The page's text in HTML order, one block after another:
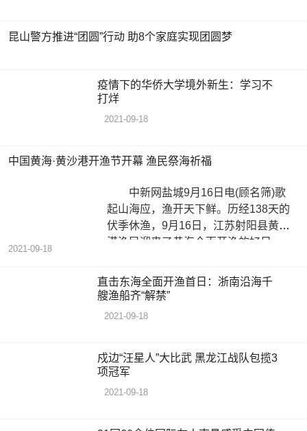
昆山警方推进“团圆”行动 助8个家庭实现团圆梦
疫情下的华侨大学境外新生：学习不
打烊
2021-09-18
中国黄海·黄沙港开渔节开幕 渔民祭海祈福
中新网盐城9月16日电(顾名筛)歌
起山海应，渔开天下鲜。历经138天的
伏季休渔，9月16日，江苏射阳县黄沙
港渔民迎来了黄海全面开渔的好日
2021-09-18
直击东海全面开渔首日：浙南沿海千
艘渔船齐“解禁”
2021-09-18
戍边“汪星人”大比武 黑龙江战队包揽3
项冠军
2021-09-18